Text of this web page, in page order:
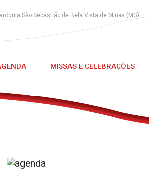
São Sebastião de Bela Vista de Minas (MG)
MISSAS E CELEBRAÇÕES